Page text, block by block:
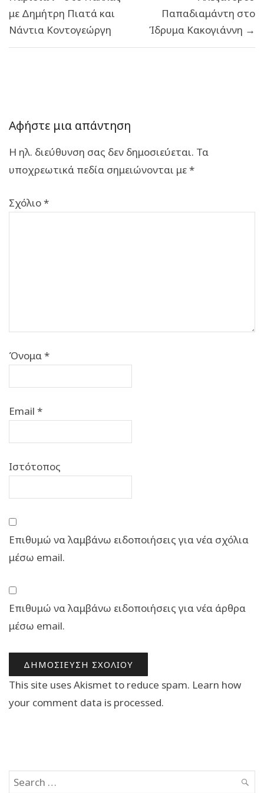
με Δημήτρη Πιατά και
Νάντια Κοντογεώργη
Παπαδιαμάντη στο
Ίδρυμα Κακογιάννη →
Αφήστε μια απάντηση
Η ηλ. διεύθυνση σας δεν δημοσιεύεται. Τα
υποχρεωτικά πεδία σημειώνονται με*
Σχόλιο*
Όνομα*
Email *
Ιστότοπος
Επιθυμώ να λαμβάνω ειδοποιήσεις για νέα σχόλια
μέσω email.
Επιθυμώ να λαμβάνω ειδοποιήσεις για νέα άρθρα
μέσω email.
This site uses Akismet to reduce spam. Learn how
your comment data is processed.
Search